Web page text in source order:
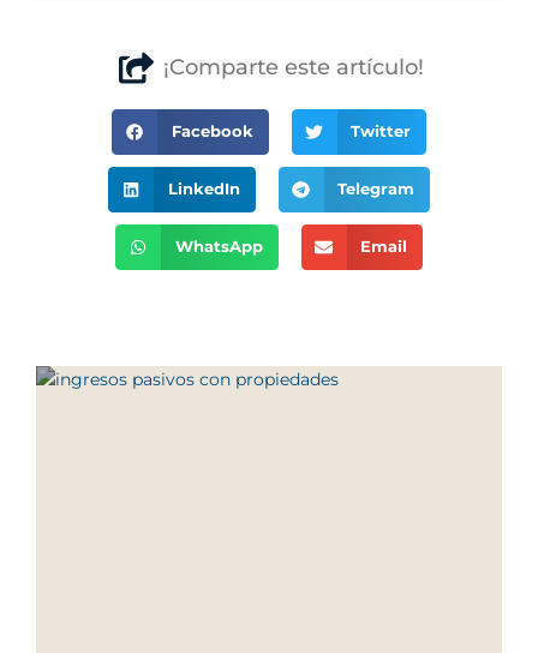
¡Comparte este artículo!
Facebook Twitter
LinkedIn Telegram
WhatsApp Email